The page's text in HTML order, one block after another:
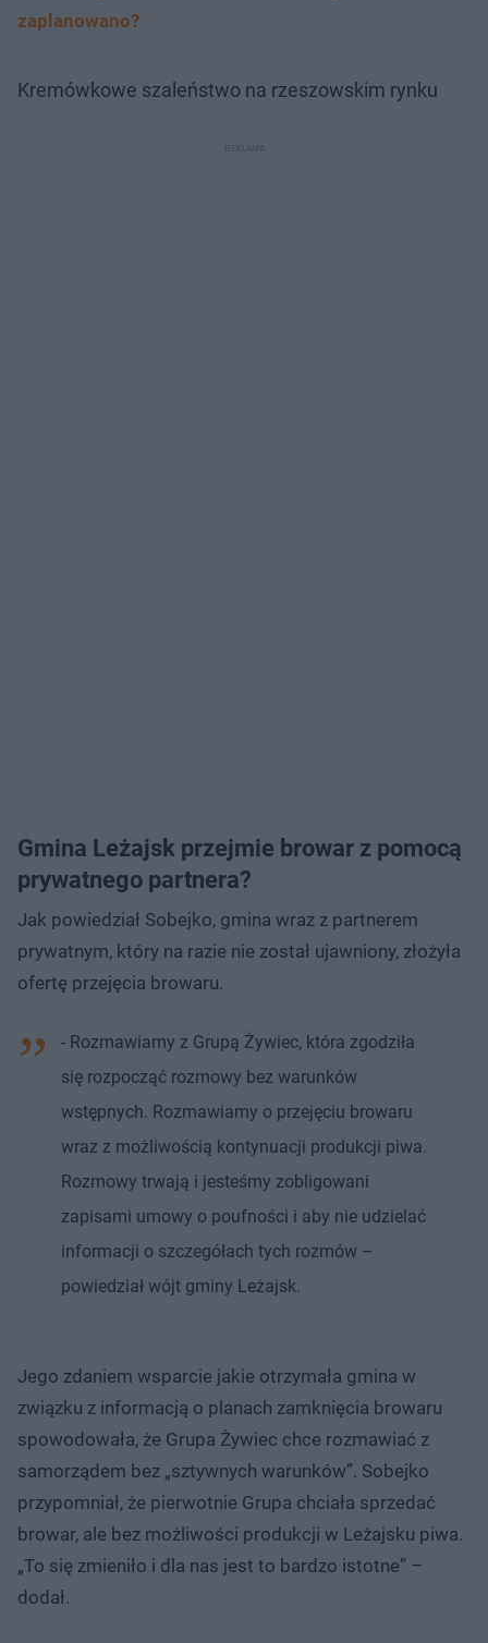
zaplanowano?
Kremówkowe szaleństwo na rzeszowskim rynku
Gmina Leżajsk przejmie browar z pomocą
prywatnego partnera?
Jak powiedział Sobejko, gmina wraz z partnerem
prywatnym, który na razie nie został ujawniony, złożyła
ofertę przejęcia browaru.
- Rozmawiamy z Grupą Żywiec, która zgodziła
się rozpocząć rozmowy bez warunków
wstępnych. Rozmawiamy o przejęciu browaru
wraz z możliwością kontynuacji produkcji piwa.
Rozmowy trwają i jesteśmy zobligowani
zapisami umowy o poufności i aby nie udzielać
informacji o szczegółach tych rozmów –
powiedział wójt gminy Leżajsk.
Jego zdaniem wsparcie jakie otrzymała gmina w
związku z informacją o planach zamknięcia browaru
spowodowała, że Grupa Żywiec chce rozmawiać z
samorządem bez „sztywnych warunków”. Sobejko
przypomniał, że pierwotnie Grupa chciała sprzedać
browar, ale bez możliwości produkcji w Leżajsku piwa.
„To się zmieniło i dla nas jest to bardzo istotne” –
dodał.